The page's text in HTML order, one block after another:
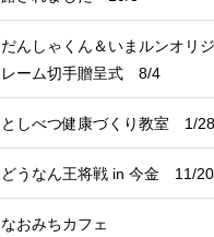
だんしゃくん＆いまルンオリ
レーム切手贈呈式 8/4
としべつ健康づくり教室 1/28
どうなん王将戦 in 今金 11/20
なおみちカフェ